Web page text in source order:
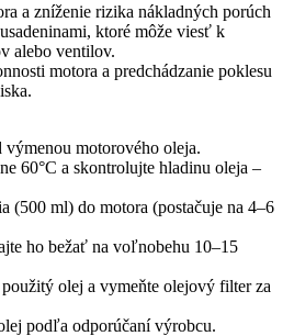
a zníženie rizika nákladných porúch
ktoré môže viesť k
alebo ventilov.
motora a predchádzanie poklesu
výmenou motorového oleja.
60°C a skontrolujte hladinu oleja –
(500 ml) do motora (postačuje na 4–6
ho bežať na voľnobehu 10–15
olej a vymeňte olejový filter za
podľa odporúčaní výrobcu.